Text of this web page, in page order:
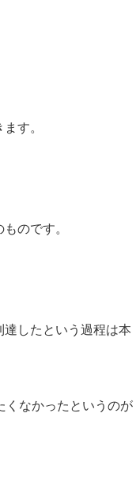
す。
のです。
したという過程は本
くなかったというのが